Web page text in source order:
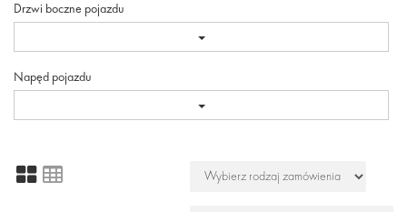
Drzwi boczne pojazdu
Napęd pojazdu